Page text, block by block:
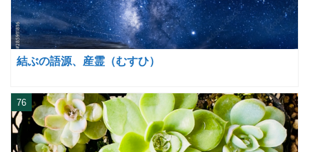
結ぶの語源、産霊（むすひ）
76